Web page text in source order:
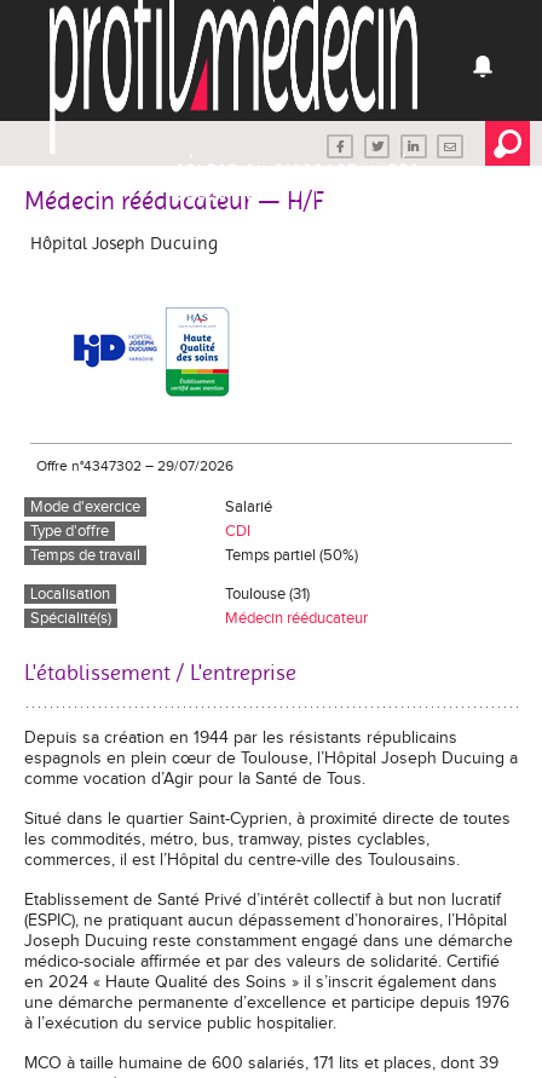
Médecin rééducateur — H/F
Hôpital Joseph Ducuing
Offre n°4347302 – 29/07/2026
Mode d'exercice
Salarié
Type d'offre
CDI
Temps de travail
Temps partiel (50%)
Localisation
Toulouse (31)
Spécialité(s)
Médecin rééducateur
L'établissement / L'entreprise
Depuis sa création en 1944 par les résistants républicains
espagnols en plein cœur de Toulouse, l’Hôpital Joseph Ducuing a
comme vocation d’Agir pour la Santé de Tous.
Situé dans le quartier Saint-Cyprien, à proximité directe de toutes
les commodités, métro, bus, tramway, pistes cyclables,
commerces, il est l’Hôpital du centre-ville des Toulousains.
Etablissement de Santé Privé d’intérêt collectif à but non lucratif
(ESPIC), ne pratiquant aucun dépassement d’honoraires, l’Hôpital
Joseph Ducuing reste constamment engagé dans une démarche
médico-sociale affirmée et par des valeurs de solidarité. Certifié
en 2024 « Haute Qualité des Soins » il s’inscrit également dans
une démarche permanente d’excellence et participe depuis 1976
à l’exécution du service public hospitalier.
MCO à taille humaine de 600 salariés, 171 lits et places, dont 39